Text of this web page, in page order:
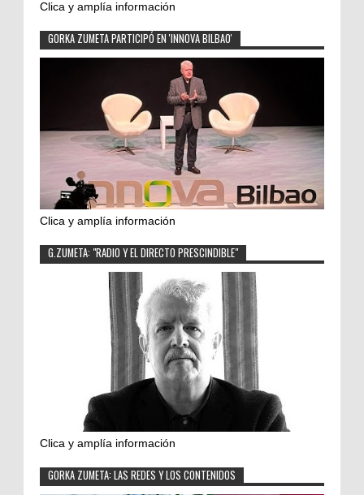
Clica y amplía información
GORKA ZUMETA PARTICIPÓ EN 'INNOVA BILBAO'
Clica y amplía información
G.ZUMETA: "RADIO Y EL DIRECTO PRESCINDIBLE"
Clica y amplía información
GORKA ZUMETA: LAS REDES Y LOS CONTENIDOS